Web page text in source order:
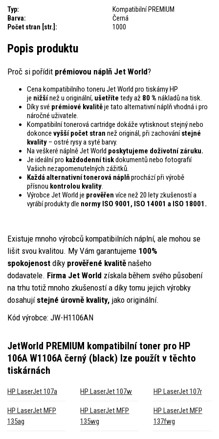
Typ:
Kompatibilní PREMIUM
Barva:
Černá
Počet stran [str.]:
1000
Popis produktu
Proč si pořídit prémiovou náplň Jet World?
Cena kompatibilního toneru Jet World pro tiskárny HP
je nižšínež u originální, ušetříte tedy až 80 % nákladů na tisk.
Díky své prémiové kvalitěje tato alternativní náplň vhodná i pro
náročné uživatele.
Kompatibilní tonerová cartridge dokáže vytisknout stejný nebo
dokonce vyšší počet stran než originál, při zachovánístejné
kvality – ostré rysy a syté barvy.
Na veškeré náplně Jet World poskytujeme doživotní záruku.
Je ideální pro každodenní tiskdokumentů nebo fotografií
Vašich nezapomenutelných zážitků.
Každá alternativní tonerová náplňprochází při výrobě
přísnou kontrolou kvality.
Výrobce Jet World je prověřen více než 20 lety zkušeností a
vyrábí produkty dle normy ISO 9001, ISO 14001 a ISO 18001.
Existuje mnoho výrobců kompatibilních náplní, ale mohou se
lišit svou kvalitou. My Vám garantujeme 100%
spokojenost díky prověřené kvalitě našeho
dodavatele. Firma Jet World získala během svého působení
na trhu totiž mnoho zkušeností a díky tomu jejich výrobky
dosahují stejné úrovně kvality, jako originální.
Kód výrobce: JW-H1106AN
JetWorld PREMIUM kompatibilní toner pro HP
106A W1106A černý (black) lze použít v těchto
tiskárnách
HP LaserJet 107a HP LaserJet 107w HP LaserJet 107r
HP LaserJet MFP
135ag
HP LaserJet MFP
135wg
HP LaserJet MFP
137fwg